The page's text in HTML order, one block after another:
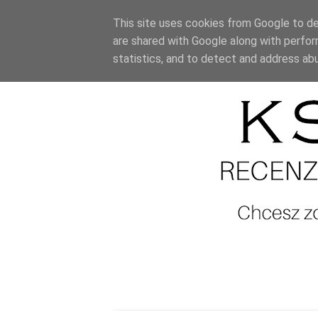
This site uses cookies from Google to
are shared with Google along with
statistics, and to detect and address